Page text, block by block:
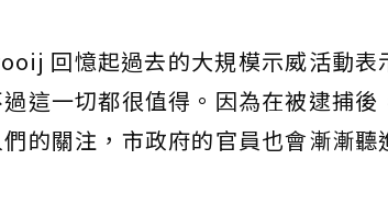
回憶起過去的大規模示威活動表
過這一切都很值得。因為在被逮捕後
的關注，市政府的官員也會漸漸聽